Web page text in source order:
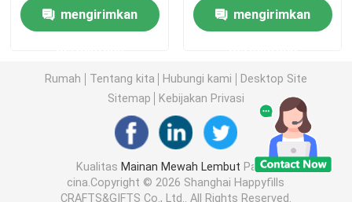
Mainan Penghibur Bayi
Set Tempat Tidur Bayi
302 setTimeout("javascript:location.href='https://
mengirimkan
mengirimkan
Rumah Tentang kita Hubungi kami
Desktop Site
Sitemap
Kebijakan Privasi
Kualitas Mainan Mewah Lembut Pabrik
cina.Copyright © 2026 Shanghai Happyfills
CRAFTS&GIFTS Co., Ltd.. All Rights Reserved.